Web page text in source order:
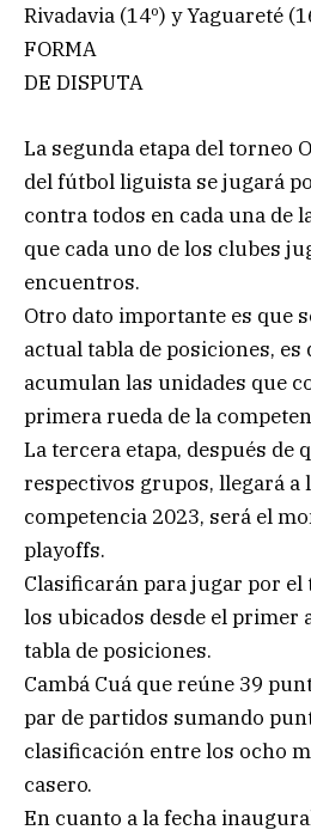
Rivadavia (14º) y Yaguareté
FORMA
DE DISPUTA
La segunda etapa del torneo
del fútbol liguista se jugará
contra todos en cada una de
que cada uno de los clubes
encuentros.
Otro dato importante es que
actual tabla de posiciones,
acumulan las unidades que
primera rueda de la
La tercera etapa, después de
respectivos grupos, llegará a
competencia 2023, será el
playoffs.
Clasificarán para jugar por el
los ubicados desde el primer
tabla de posiciones.
Cambá Cuá que reúne 39
par de partidos sumando
clasificación entre los ocho
casero.
En cuanto a la fecha